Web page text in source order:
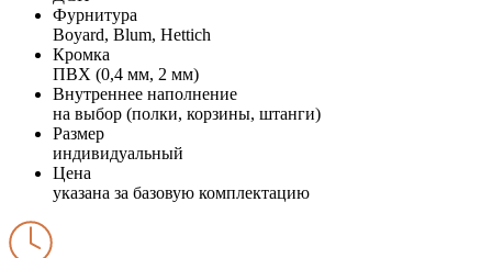
Фурнитура
Boyard, Blum, Hettich
Кромка
ПВХ (0,4 мм, 2 мм)
Внутреннее наполнение
на выбор (полки, корзины, штанги)
Размер
индивидуальный
Цена
указана за базовую комплектацию